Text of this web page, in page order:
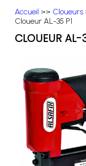
Accueil >> Cloueurs
Cloueur AL-35 P1
CLOUEUR AL-